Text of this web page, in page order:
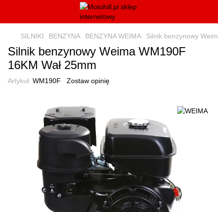
SILNIKI BENZYNA BENZYNA WEIMA Silnik benzynowy
Silnik benzynowy Weima WM190F
16KM Wał 25mm
Artykuł: WM190F Zostaw opinię